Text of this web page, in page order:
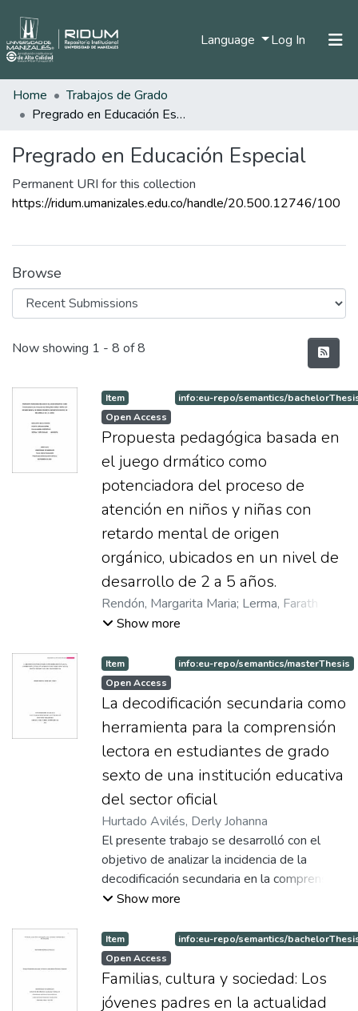
Language Log In (current)
All of DSpace
Home
Trabajos de Grado
Pregrado en Educación Especial
Pregrado en Educación Especial
Permanent URI for this collection
https://ridum.umanizales.edu.co/handle/20.500.12746/100
Browse
Recent Submissions
Now showing 1 - 8 of 8
Item
Open Access
info:eu-repo/semantics/
Propuesta pedagógica basada en
el juego drmático como
potenciadora del proceso de
atención en niños y niñas con
retardo mental de origen
orgánico, ubicados en un nivel de
desarrollo de 2 a 5 años.
Rendón, Margarita Maria; Lerma, Farath
Carolina Lerma
Show more
Item
Open Access
info:eu-repo/semantics/masterThesis
La decodificación secundaria como
herramienta para la comprensión
lectora en estudiantes de grado
sexto de una institución educativa
del sector oficial
Hurtado Avilés, Derly Johanna
El presente trabajo se desarrolló con el
objetivo de analizar la incidencia de la
decodificación secundaria en la comprensión
lectora de los estudiantes de grado 6to de
Después de implementar una propuesta
pedagógica basada en los mecanismos de
la decodificación secundaria, los resultados
obtenidos indican que los estudiantes
Show more
Item
Open Access
info:eu-repo/semantics/
Familias, cultura y sociedad: Los
jóvenes padres en la actualidad